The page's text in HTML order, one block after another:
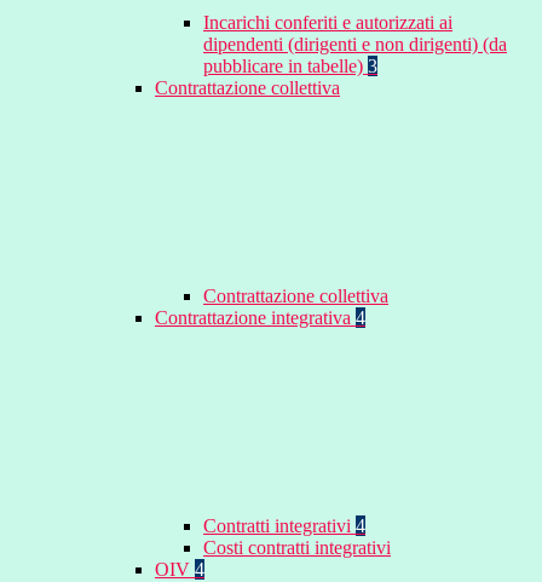
Incarichi conferiti e autorizzati ai
dipendenti (dirigenti e non dirigenti) (da
pubblicare in tabelle) 3
Contrattazione collettiva
Contrattazione collettiva
Contrattazione integrativa 4
Contratti integrativi 4
Costi contratti integrativi
OIV 4